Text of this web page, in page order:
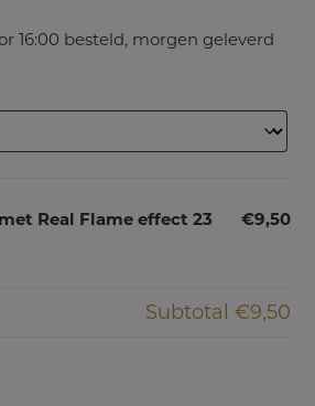
16:00 besteld, morgen geleverd
Real Flame effect 23
€9,50
Subtotal €9,50